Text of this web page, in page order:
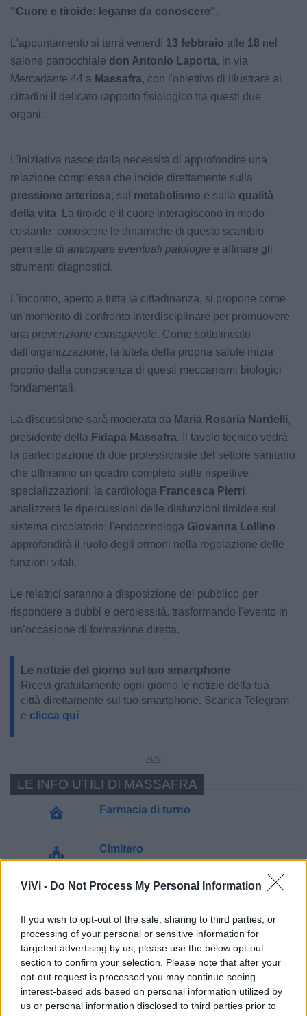
ViVi - Do Not Process My Personal Information
If you wish to opt-out of the sale, sharing to third parties, or
processing of your personal or sensitive information for
targeted advertising by us, please use the below opt-out
section to confirm your selection. Please note that after your
opt-out request is processed you may continue seeing
interest-based ads based on personal information utilized by
us or personal information disclosed to third parties prior to
"Cuore e tiroide: legame da conoscere".
L'appuntamento si terrà venerdì 13 febbraio alle 18 nel
salone parrocchiale don Antonio Laporta, in via
Mercadante 44 a Massafra, con l'obiettivo di illustrare ai
cittadini il delicato rapporto fisiologico tra questi due
organi.
L'iniziativa nasce dalla necessità di approfondire una
relazione complessa che incide direttamente sulla
pressione arteriosa, sul metabolismo e sulla qualità
della vita. La tiroide e il cuore interagiscono in modo
costante: conoscere le dinamiche di questo scambio
permette di anticipare eventuali patologie e affinare gli
strumenti diagnostici.
L'incontro, aperto a tutta la cittadinanza, si propone come
un momento di confronto interdisciplinare per promuovere
una prevenzione consapevole. Come sottolineato
dall'organizzazione, la tutela della propria salute inizia
proprio dalla conoscenza di questi meccanismi biologici
fondamentali.
La discussione sarà moderata da Maria Rosaria Nardelli,
presidente della Fidapa Massafra. Il tavolo tecnico vedrà
la partecipazione di due professioniste del settore sanitario
che offriranno un quadro completo sulle rispettive
specializzazioni: la cardiologa Francesca Pierri
analizzerà le ripercussioni delle disfunzioni tiroidee sul
sistema circolatorio; l'endocrinologa Giovanna Lollino
approfondirà il ruolo degli ormoni nella regolazione delle
funzioni vitali.
Le relatrici saranno a disposizione del pubblico per
rispondere a dubbi e perplessità, trasformando l'evento in
un’occasione di formazione diretta.
Le notizie del giorno sul tuo smartphone
Ricevi gratuitamente ogni giorno le notizie della tua
città direttamente sul tuo smartphone. Scarica Telegram
e clicca qui
Farmacia di turno
Cimitero
Ufficio Postale
Guardia Medica
Polizia Locale
Ecocentro e rifiuti
LE INFO UTILI DI MASSAFRA